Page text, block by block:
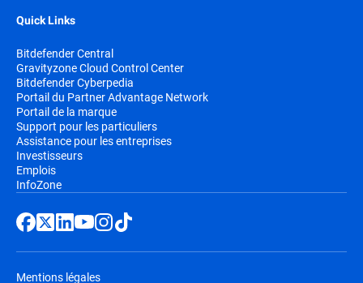
Quick Links
Bitdefender Central
Gravityzone Cloud Control Center
Bitdefender Cyberpedia
Portail du Partner Advantage Network
Portail de la marque
Support pour les particuliers
Assistance pour les entreprises
Investisseurs
Emplois
InfoZone
Mentions légales